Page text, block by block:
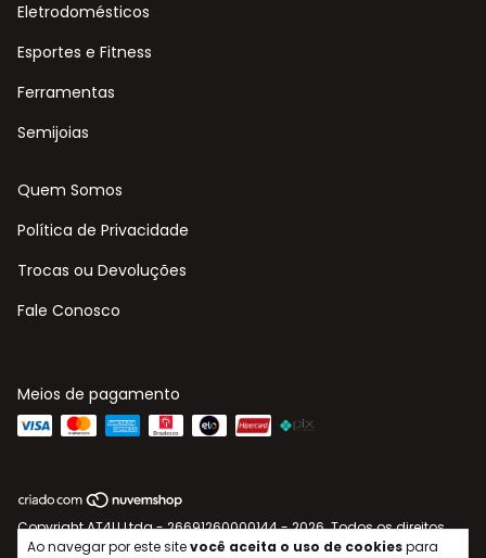
Ao navegar por este sitevocê aceita o uso de cookiespara
Eletrodomésticos
Esportes e Fitness
Ferramentas
Semijoias
Quem Somos
Política de Privacidade
Trocas ou Devoluções
Fale Conosco
Meios de pagamento
Copyright AT4U Ltda - 26691260000144 - 2026. Todos os direitos
reservados.